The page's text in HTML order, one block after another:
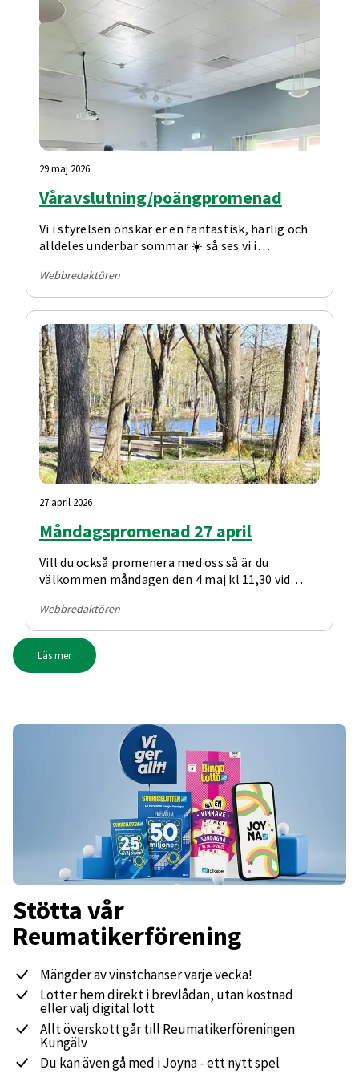
29 maj 2026
Våravslutning/poängpromenad
Vi i styrelsen önskar er en fantastisk, härlig och
alldeles underbar sommar ☀️ så ses vi i
Webbredaktören
27 april 2026
Måndagspromenad 27 april
Vill du också promenera med oss så är du
välkommen måndagen den 4 maj kl 11,30 vid
Webbredaktören
Läs mer
Stötta vår
Reumatikerförening
Mängder av vinstchanser varje vecka!
Lotter hem direkt i brevlådan, utan kostnad
eller välj digital lott
Allt överskott går till Reumatikerföreningen
Kungälv
Du kan även gå med i Joyna - ett nytt spel